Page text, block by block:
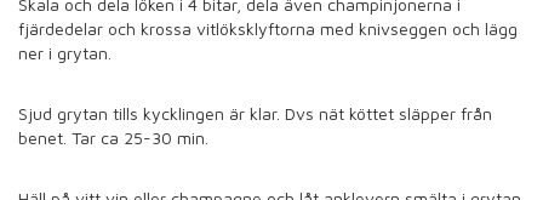
Skala och dela löken i 4 bitar, dela även champinjonerna i
fjärdedelar och krossa vitlöksklyftorna med knivseggen och lägg
ner i grytan.
Sjud grytan tills kycklingen är klar. Dvs nät köttet släpper från
benet. Tar ca 25-30 min.